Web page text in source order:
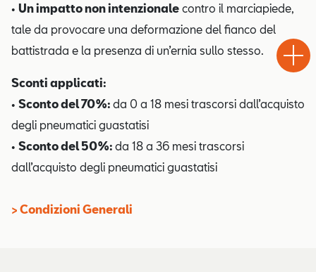
• Un impatto non intenzionale contro il marciapiede,
tale da provocare una deformazione del fianco del
battistrada e la presenza di un’ernia sullo stesso.
Sconti applicati:
• Sconto del 70%: da 0 a 18 mesi trascorsi dall’acquisto
degli pneumatici guastatisi
• Sconto del 50%: da 18 a 36 mesi trascorsi
dall’acquisto degli pneumatici guastatisi
> Condizioni Generali
Test
Drive
Chiama